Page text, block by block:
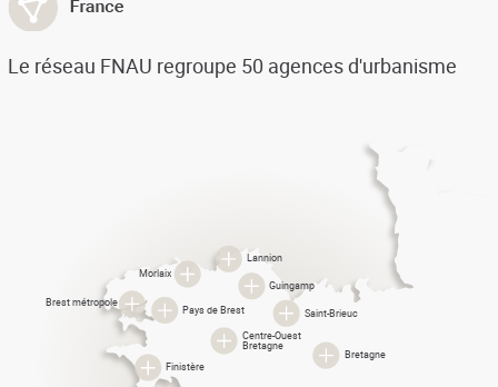
Le réseau FNAU regroupe 50 agences d'urbanisme
Brest métropole
Bretagne
Centre-Ouest
Bretagne
Finistère
Saint-Brieuc
Morlaix
Lannion
Guingamp
Pays de Brest